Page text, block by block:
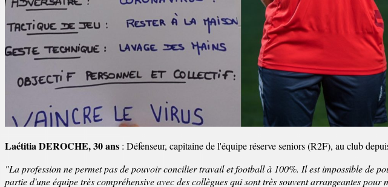
Laétitia DEROCHE, 30 ans : Défenseur, capitaine de l'équipe réserve seniors (R2F), au club
"La profession ne permet pas de pouvoir concilier travail et football à 100%. Il est impossible de
partie d'une équipe très compréhensive avec des collègues qui sont très souvent arrangeantes